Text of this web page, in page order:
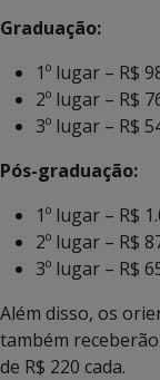
Graduação:
1º lugar – R$
2º lugar – R$
3º lugar – R$
Pós-graduação:
1º lugar – R$
2º lugar – R$
3º lugar – R$
Além disso, os
também
de R$ 220 cada.